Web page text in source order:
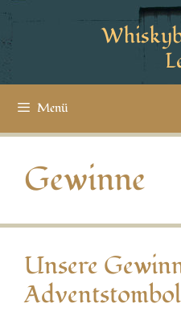
Menü
Gewinne
Unsere